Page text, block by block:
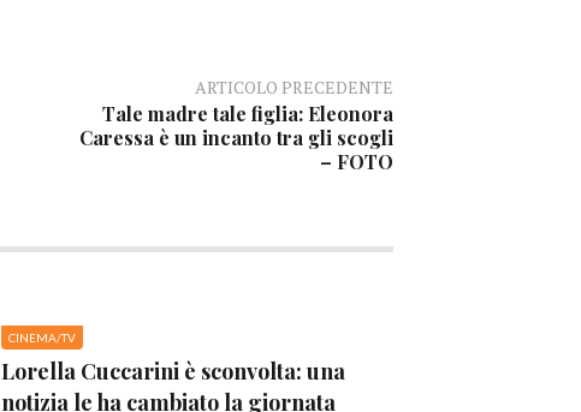
ARTICOLO PRECEDENTE
Tale madre tale figlia: Eleonora
Caressa è un incanto tra gli scogli
– FOTO
CINEMA/TV
Lorella Cuccarini è sconvolta: una
notizia le ha cambiato la giornata